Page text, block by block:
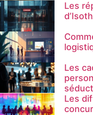
Les
Les
Les